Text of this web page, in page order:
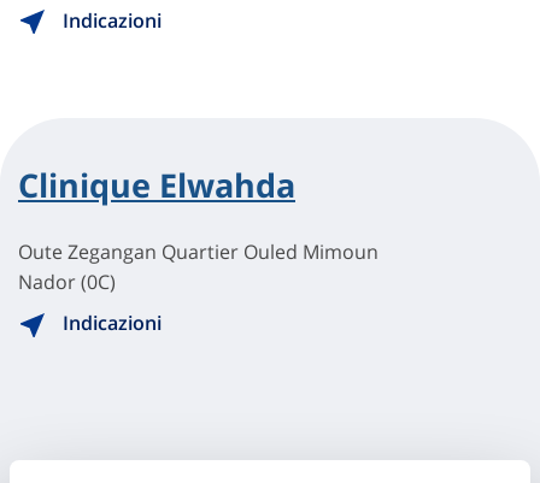
Indicazioni
Clinique Elwahda
Oute Zegangan Quartier Ouled Mimoun
Nador (0C)
Indicazioni